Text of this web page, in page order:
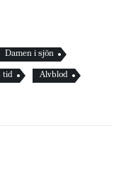
Damen i sjön
tid
Alvblod